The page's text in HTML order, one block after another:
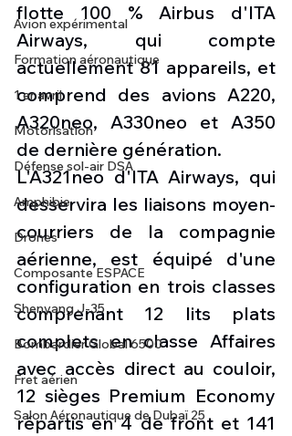
Avion expérimental
Formation aéronautique
1 er avril
Motorisation
Défense sol-air DSA
Amphibie
Drones
Composante ESPACE
Shenyang J-35
Bombardier Global 6500
Fret aérien
Salon Aéronautique de Dubaï 25
flotte 100 % Airbus d'ITA
Airways, qui compte
actuellement 81 appareils, et
comprend des avions A220,
A320neo, A330neo et A350
de dernière génération.
L'A321neo d'ITA Airways, qui
desservira les liaisons moyen-
courriers de la compagnie
aérienne, est équipé d'une
configuration en trois classes
comprenant 12 lits plats
complets en classe Affaires
avec accès direct au couloir,
12 sièges Premium Economy
répartis en 4 de front et 141